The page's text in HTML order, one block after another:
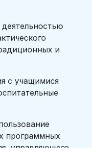
и
с учащимися
программных